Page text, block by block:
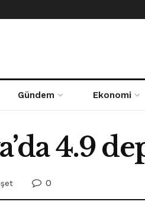
Gündem Ekonomi
4.9
0